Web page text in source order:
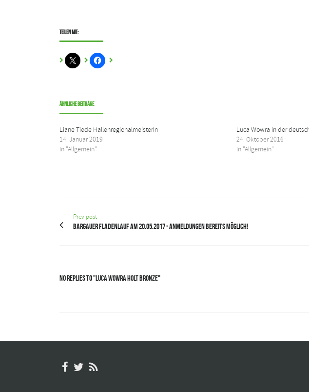
Teilen mit:
Ähnliche Beiträge
Liane Tiede Hallenregionalmeisterin
14. Januar 2019
In "Allgemein"
Luca Wowra in der
24. Oktober 2016
In "Allgemein"
Prev post
Bargauer Fladenlauf am 20.05.2017 - Anmeldungen bereits möglich!
No Replies to "Luca Wowra holt Bronze"